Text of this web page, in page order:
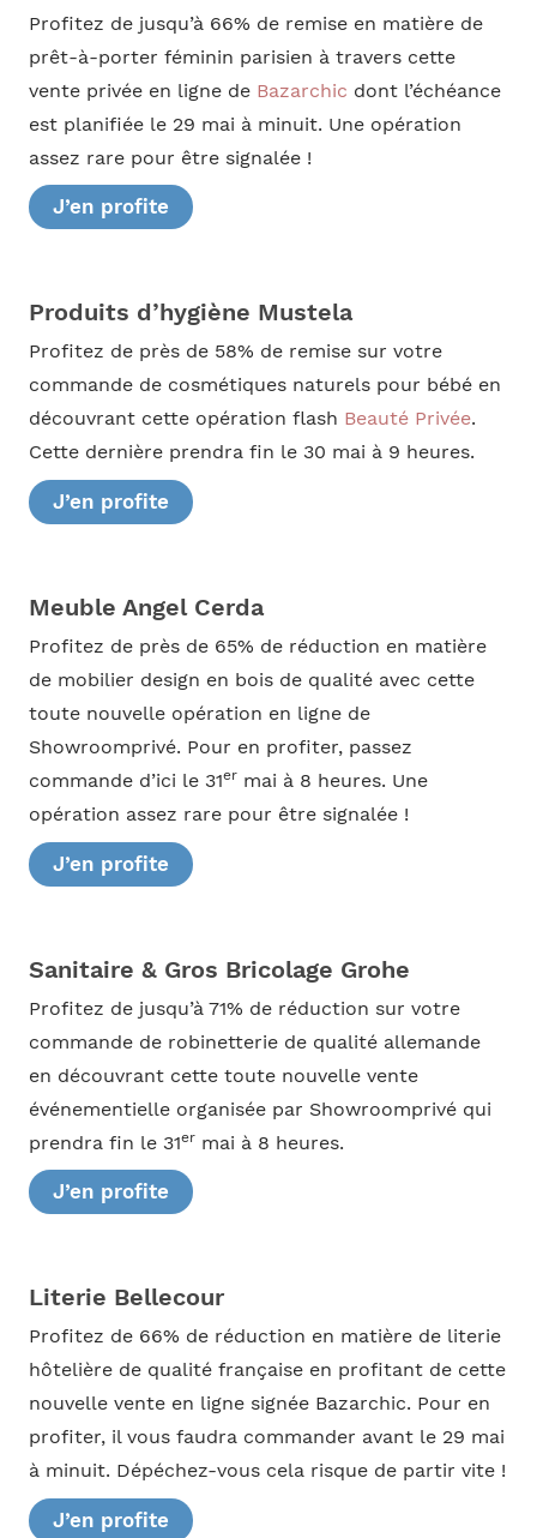
Profitez de jusqu’à 66% de remise en matière de
prêt-à-porter féminin parisien à travers cette
vente privée en ligne de Bazarchic dont l’échéance
est planifiée le 29 mai à minuit. Une opération
assez rare pour être signalée !
J’en profite
Produits d’hygiène Mustela
Profitez de près de 58% de remise sur votre
commande de cosmétiques naturels pour bébé en
découvrant cette opération flash Beauté Privée.
Cette dernière prendra fin le 30 mai à 9 heures.
J’en profite
Meuble Angel Cerda
Profitez de près de 65% de réduction en matière
de mobilier design en bois de qualité avec cette
toute nouvelle opération en ligne de
Showroomprivé. Pour en profiter, passez
commande d’ici le 31ermai à 8 heures. Une
opération assez rare pour être signalée !
J’en profite
Sanitaire & Gros Bricolage Grohe
Profitez de jusqu’à 71% de réduction sur votre
commande de robinetterie de qualité allemande
en découvrant cette toute nouvelle vente
événementielle organisée par Showroomprivé qui
prendra fin le 31ermai à 8 heures.
J’en profite
Literie Bellecour
Profitez de 66% de réduction en matière de literie
hôtelière de qualité française en profitant de cette
nouvelle vente en ligne signée Bazarchic. Pour en
profiter, il vous faudra commander avant le 29 mai
à minuit. Dépéchez-vous cela risque de partir vite !
J’en profite